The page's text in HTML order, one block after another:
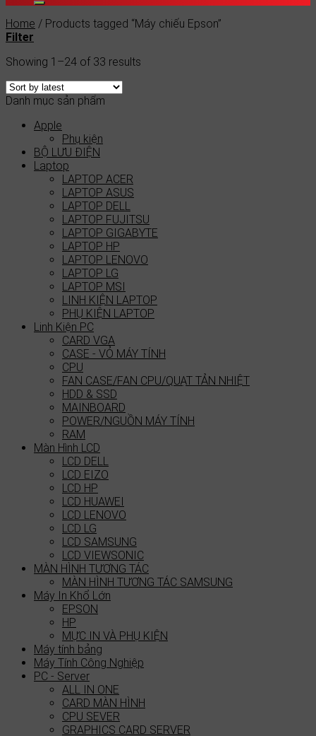
Home / Products tagged “Máy chiếu Epson”
Filter
Showing 1–24 of 33 results
Danh mục sản phẩm
Apple
Phụ kiện
BỘ LƯU ĐIỆN
Laptop
LAPTOP ACER
LAPTOP ASUS
LAPTOP DELL
LAPTOP FUJITSU
LAPTOP GIGABYTE
LAPTOP HP
LAPTOP LENOVO
LAPTOP LG
LAPTOP MSI
LINH KIỆN LAPTOP
PHỤ KIỆN LAPTOP
Linh Kiện PC
CARD VGA
CASE - VỎ MÁY TÍNH
CPU
FAN CASE/FAN CPU/QUẠT TẢN NHIỆT
HDD & SSD
MAINBOARD
POWER/NGUỒN MÁY TÍNH
RAM
Màn Hình LCD
LCD DELL
LCD EIZO
LCD HP
LCD HUAWEI
LCD LENOVO
LCD LG
LCD SAMSUNG
LCD VIEWSONIC
MÀN HÌNH TƯƠNG TÁC
MÀN HÌNH TƯƠNG TÁC SAMSUNG
Máy In Khổ Lớn
EPSON
HP
MỰC IN VÀ PHỤ KIỆN
Máy tính bảng
Máy Tính Công Nghiệp
PC - Server
ALL IN ONE
CARD MÀN HÌNH
CPU SEVER
GRAPHICS CARD SERVER